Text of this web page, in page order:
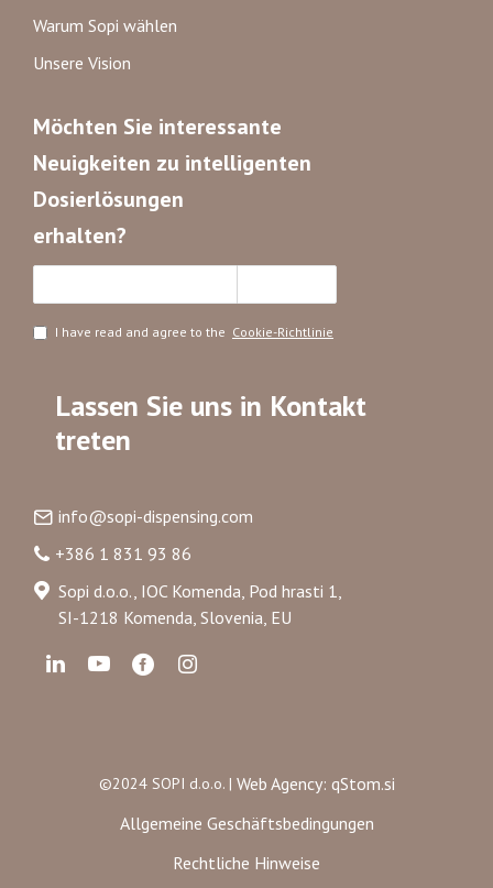
Warum Sopi wählen
Unsere Vision
Möchten Sie interessante
Neuigkeiten zu intelligenten
Dosierlösungen
erhalten?
I have read and agree to the Cookie-Richtlinie
Lassen Sie uns in Kontakt
treten
info@sopi-dispensing.com
+386 1 831 93 86
Sopi d.o.o., IOC Komenda, Pod hrasti 1,
SI-1218 Komenda, Slovenia, EU
©2024 SOPI d.o.o. | Web Agency: qStom.si
Allgemeine Geschäftsbedingungen
Rechtliche Hinweise